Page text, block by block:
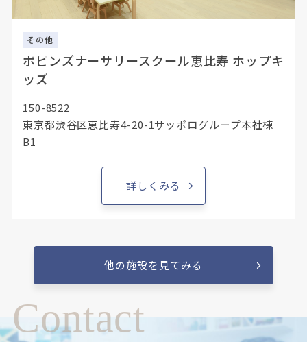
その他
ポピンズナーサリースクール恵比寿 ホップキ
ッズ
150-8522
東京都渋谷区恵比寿4-20-1サッポログループ本社棟
B1
詳しくみる
他の施設を見てみる
Contact